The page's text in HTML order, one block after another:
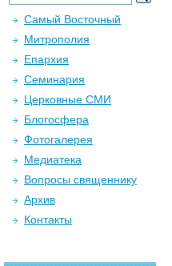
Самый Восточный
Митрополия
Епархия
Семинария
Церковные СМИ
Блогосфера
Фотогалерея
Медиатека
Вопросы священнику
Архив
Контакты